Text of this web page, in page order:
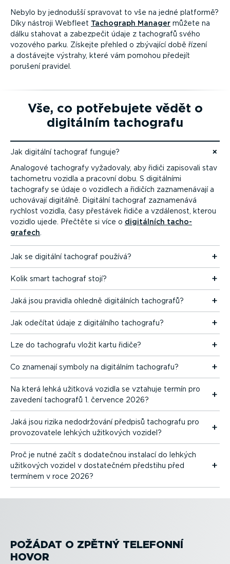
Nebylo by jednodušší spravovat to vše na jedné platformě?
Díky nástroji Webfleet Tachograph Manager můžete na
dálku stahovat a zabezpečit údaje z tachografů svého
vozového parku. Získejte přehled o zbývající době řízení
a dostávejte výstrahy, které vám pomohou předejít
porušení pravidel.
Vše, co potřebujete vědět o
digitálním tachografu
Jak digitální tachograf funguje?
Přejít na obsah
Analogové tachografy vyžadovaly, aby řidiči zapisovali stav
tachometru vozidla a pracovní dobu. S digitálními
tachografy se údaje o vozidlech a řidičích zazna­me­návají a
uchovávají digitálně. Digitální tachograf zaznamenává
rychlost vozidla, časy přestávek řidiče a vzdálenost, kterou
vozidlo ujede. Přečtěte si více o digitálních tacho­
grafech.
Jak se digitální tachograf používá?
Kolik smart tachograf stojí?
Jaká jsou pravidla ohledně digitálních tachografů?
Jak odečítat údaje z digitálního tachografu?
Lze do tachografu vložit kartu řidiče?
Co znamenají symboly na digitálním tachografu?
Na která lehká užitková vozidla se vztahuje termín pro
zavedení tachografů 1. července 2026?
Jaká jsou rizika nedodr­žování předpisů tachografu pro
provo­zo­vatele lehkých užitkových vozidel?
Proč je nutné začít s dodatečnou instalací do lehkých
užitkových vozidel v dostatečném předstihu před
termínem v roce 2026?
POŽÁDAT O ZPĚTNÝ TELEFONNÍ
HOVOR